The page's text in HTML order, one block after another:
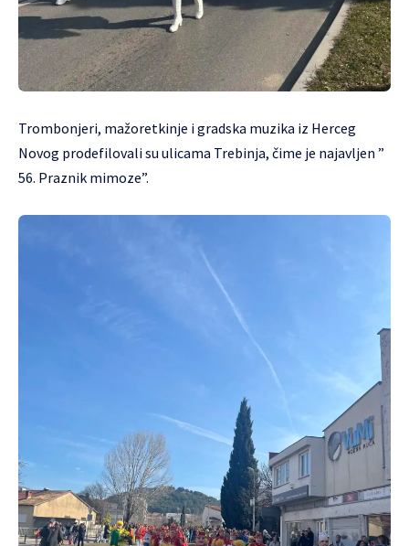
Trombonjeri, mažoretkinje i gradska muzika iz Herceg
Novog prodefilovali su ulicama Trebinja, čime je najavljen ”
56. Praznik mimoze”.